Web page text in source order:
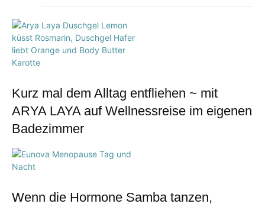
Kurz mal dem Alltag entfliehen ~ mit
ARYA LAYA auf Wellnessreise im eigenen
Badezimmer
Wenn die Hormone Samba tanzen,